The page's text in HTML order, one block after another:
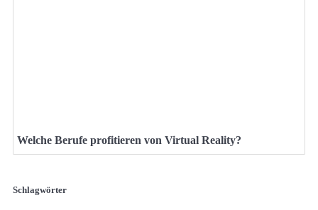
Welche Berufe profitieren von Virtual Reality?
Schlagwörter